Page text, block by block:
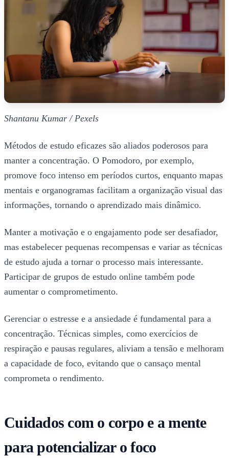
Shantanu Kumar / Pexels
Métodos de estudo eficazes são aliados poderosos para
manter a concentração. O Pomodoro, por exemplo,
promove foco intenso em períodos curtos, enquanto mapas
mentais e organogramas facilitam a organização visual das
informações, tornando o aprendizado mais dinâmico.
Manter a motivação e o engajamento pode ser desafiador,
mas estabelecer pequenas recompensas e variar as técnicas
de estudo ajuda a tornar o processo mais interessante.
Participar de grupos de estudo online também pode
aumentar o comprometimento.
Gerenciar o estresse e a ansiedade é fundamental para a
concentração. Técnicas simples, como exercícios de
respiração e pausas regulares, aliviam a tensão e melhoram
a capacidade de foco, evitando que o cansaço mental
comprometa o rendimento.
Cuidados com o corpo e a mente
para potencializar o foco